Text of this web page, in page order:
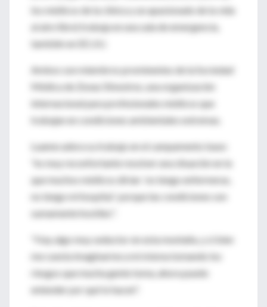
los médicos de la clínica y un apasionado de la vida
al aire libre) trabaja en una sala de emergencia,
también en EE.UU.
Ambos son miembros prominentes de la Sociedad
Médica de Zonas Silvestres, una organización
internacional para profesionales médicos que
trabajan en condiciones ambientales extremas.
Luanne adora su trabajo en el campamento base:
"es muy reconfortante resolver una situación en la
que muchos médicos dirían ´no tengo enfermeras,
no tengo mi hospital´ porque las condiciones son
sumamente hostiles".
"Hay algo muy seductor en esta montaña, y si bien
me cuesta imaginarme a mí misma tomando los
riesgos que mucha gente toma, ahora puedo
entender por qué lo hacen".